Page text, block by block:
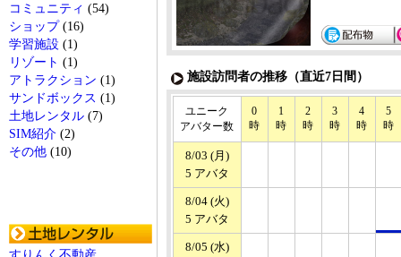
コミュニティ (54)
ショップ(16)
学習施設 (1)
リゾート (1)
アトラクション (1)
サンドボックス (1)
土地レンタル (7)
SIM紹介 (2)
その他 (10)
施設訪問者の推移（直近7日間）
ユニーク
アバター数
0
時
1
時
2
時
3
時
4
時
5
時
8/03 (月)
5 アバタ
8/04 (火)
5 アバタ
8/05 (水)